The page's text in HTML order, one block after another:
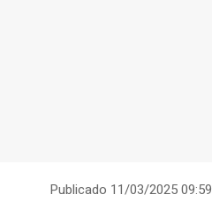
Publicado 11/03/2025 09:59